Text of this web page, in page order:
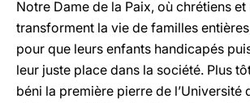
Notre Dame de la Paix, où chrétiens et
transforment la vie de familles
pour que leurs enfants handicapés
leur juste place dans la société. Plus
béni la première pierre de l’Université